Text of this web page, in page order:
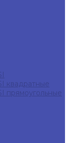
квадратные
прямоугольные